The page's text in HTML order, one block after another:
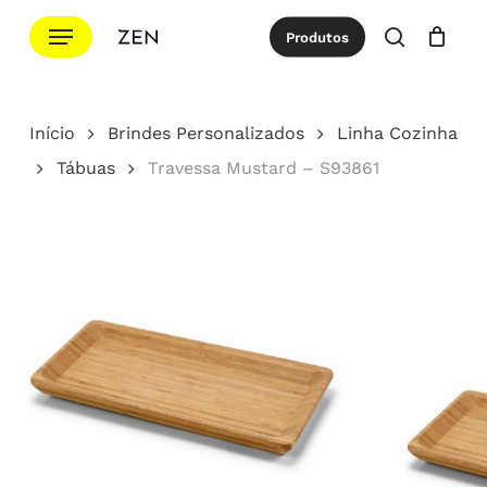
para
principal
Menu Produtos
procurar
Cotação Close
Início Brindes Personalizados
Linha Cozinha
Tábuas
Travessa Mustard – S93861